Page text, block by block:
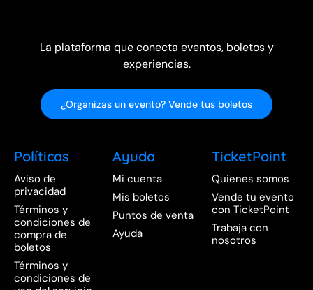
La plataforma que conecta eventos, boletos y
experiencias.
¿Organizas un evento? Vende tus boletos
Políticas
Aviso de
privacidad
Términos y
condiciones de
compra de
boletos
Términos y
condiciones de
Ayuda
Mi cuenta
Mis boletos
Puntos de venta
Ayuda
TicketPoint
Quienes somos
Vende tu evento
con TicketPoint
Trabaja con
nosotros